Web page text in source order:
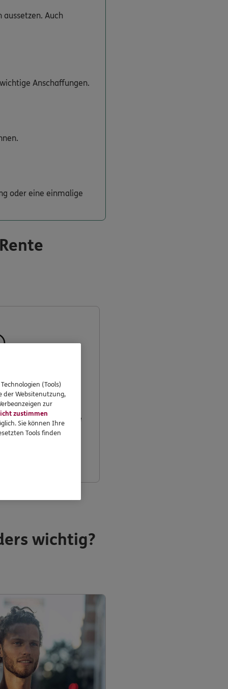
Auch
Anschaffungen.
oder eine einmalige
zahlt ERGO Ihre
einfach weiter.
wichtig?
(Tools)
der Websitenutzung,
zur
zustimmen
Sie können Ihre
Tools finden